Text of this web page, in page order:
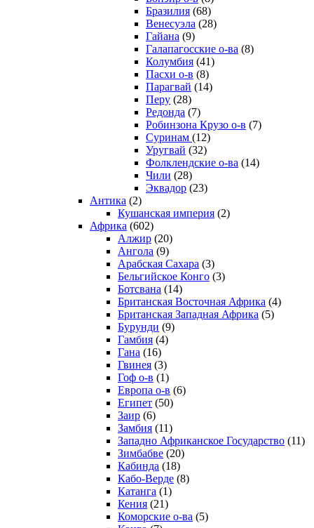
Бразилия (68)
Венесуэла (28)
Гайана (9)
Галапагосские о-ва (8)
Колумбия (41)
Пасхи о-в (8)
Парагвай (14)
Перу (28)
Редонда (7)
Робинзона Крузо о-в (7)
Суринам (12)
Уругвай (32)
Фолклендские о-ва (14)
Чили (28)
Эквадор (23)
Антика (2)
Кушанская империя (2)
Африка (602)
Алжир (20)
Ангола (9)
Арабская Сахара (3)
Бельгийское Конго (3)
Ботсвана (14)
Британская Восточная Африка (4)
Британская Западная Африка (5)
Бурунди (9)
Гамбия (4)
Гана (16)
Гвинея (3)
Гоф о-в (1)
Европа о-в (6)
Египет (50)
Заир (6)
Замбия (11)
Западно Африканское Государство (11)
Зимбабве (20)
Кабинда (18)
Кабо-Верде (8)
Катанга (1)
Кения (21)
Коморcкие о-ва (5)